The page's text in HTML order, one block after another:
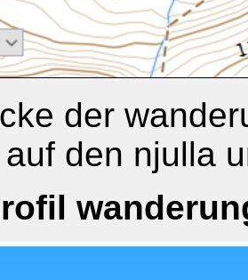
der
auf den njulla